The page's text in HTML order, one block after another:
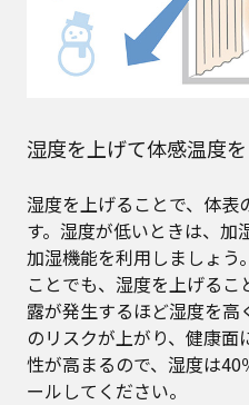
湿度を上げて体感温度
湿度を上げることで、体表
す。湿度が低いときは、加
加湿機能を利用しましょう
ことでも、湿度を上げる
露が発生するほど湿度を高
のリスクが上がり、健康
性が高まるので、湿度は
ールしてください。